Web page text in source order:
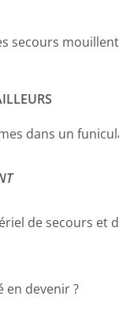
secours
dans un
de secours et
en devenir ?